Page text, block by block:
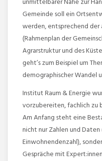
Gemeinde soll ein
werden, entsprechend
(Rahmenplan der
Agrarstruktur und des
geht’s zum Beispiel um
demographischer Wandel
Institut Raum & Energie
vorzubereiten, fachlich zu
Am Anfang steht eine
nicht nur Zahlen und
Einwohnendenzahl),
Gespräche mit